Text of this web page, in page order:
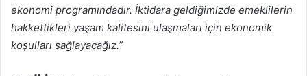
ekonomi programındadır. İktidara geldiğimizde emeklilerin
hakkettikleri yaşam kalitesini ulaşmaları için ekonomik
koşulları sağlayacağız.”